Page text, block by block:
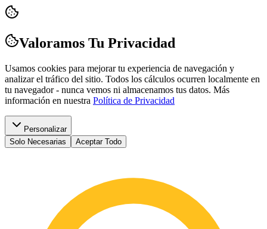
Valoramos Tu Privacidad
Usamos cookies para mejorar tu experiencia de navegación y
analizar el tráfico del sitio. Todos los cálculos ocurren localmente en
tu navegador - nunca vemos ni almacenamos tus datos. Más
información en nuestra Política de Privacidad
Personalizar
Solo Necesarias
Aceptar Todo